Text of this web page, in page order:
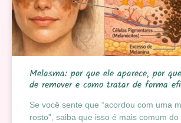
Melasma: por que ele aparece, por
de remover e como tratar de forma
Se você sente que “acordou com uma
rosto”, saiba que isso é mais comum